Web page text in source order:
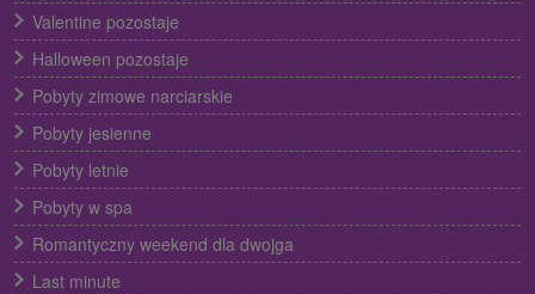
Valentine pozostaje
Halloween pozostaje
Pobyty zimowe narciarskie
Pobyty jesienne
Pobyty letnie
Pobyty w spa
Romantyczny weekend dla dwojga
Last minute